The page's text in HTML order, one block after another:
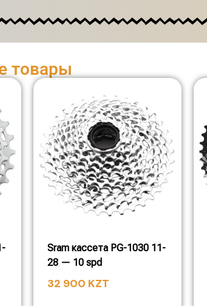
товары
Sram кассета PG-1030 11-
28 — 10 spd
32 900 KZT